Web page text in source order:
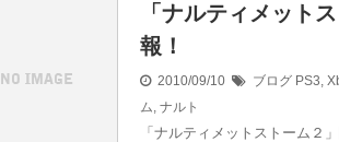
「ナルティメット
報！
2010/09/10 ブログ PS3,
ム, ナルト
「ナルティメットストーム２